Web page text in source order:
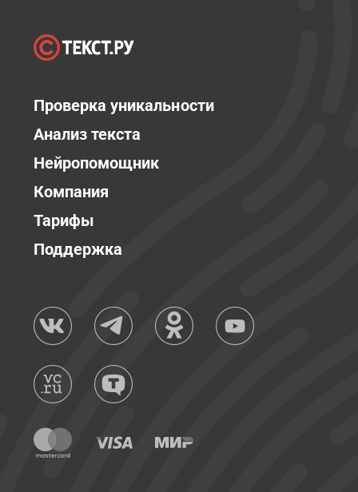
Проверка уникальности
Анализ текста
Нейропомощник
Компания
Тарифы
Поддержка